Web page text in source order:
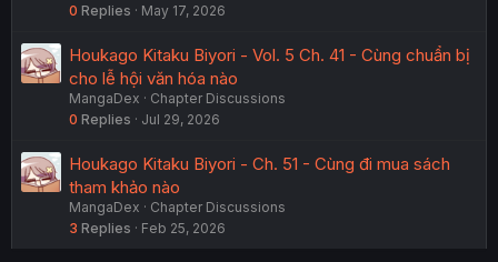
0 Replies May 17, 2026
Houkago Kitaku Biyori - Vol. 5 Ch. 41 - Cùng chuẩn bị
cho lễ hội văn hóa nào
MangaDex
Chapter Discussions
0 Replies Jul 29, 2026
Houkago Kitaku Biyori - Ch. 51 - Cùng đi mua sách
tham khảo nào
MangaDex
Chapter Discussions
3 Replies Feb 25, 2026